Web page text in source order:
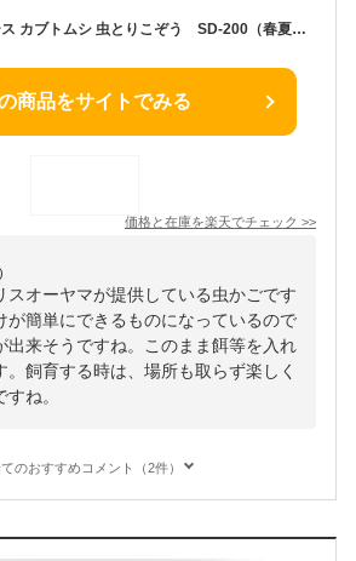
虫かご 昆虫 プラケース カブトムシ 虫とりこぞう SD-200（春夏物・用 ）【アイリスオーヤマ】（虫取り網と一緒に・Eむしとりあみと一緒に・飼育・蝉セミ・蝶 ちょうちょ・カブトム・シクワガタなど・）
商品をサイトでみる
価格と在庫を楽天でチェック >>
スオーヤマが提供している虫かごです
が簡単にできるものになっているので
出来そうですね。このまま餌等を入れ
。飼育する時は、場所も取らず楽しく
ね。
のおすすめコメント（2件）